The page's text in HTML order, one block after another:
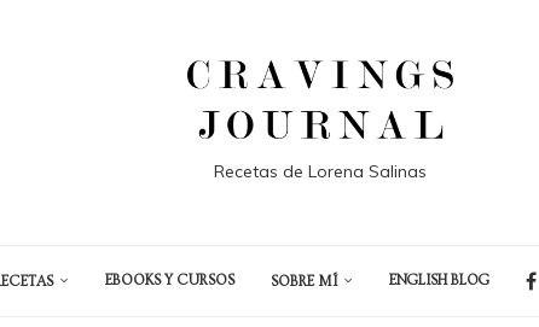
Recetas de Lorena Salinas
EBOOKS Y CURSOS SOBRE MÍ ENGLISH BLOG